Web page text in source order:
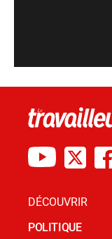
DÉCOUVRIR
POLITIQUE